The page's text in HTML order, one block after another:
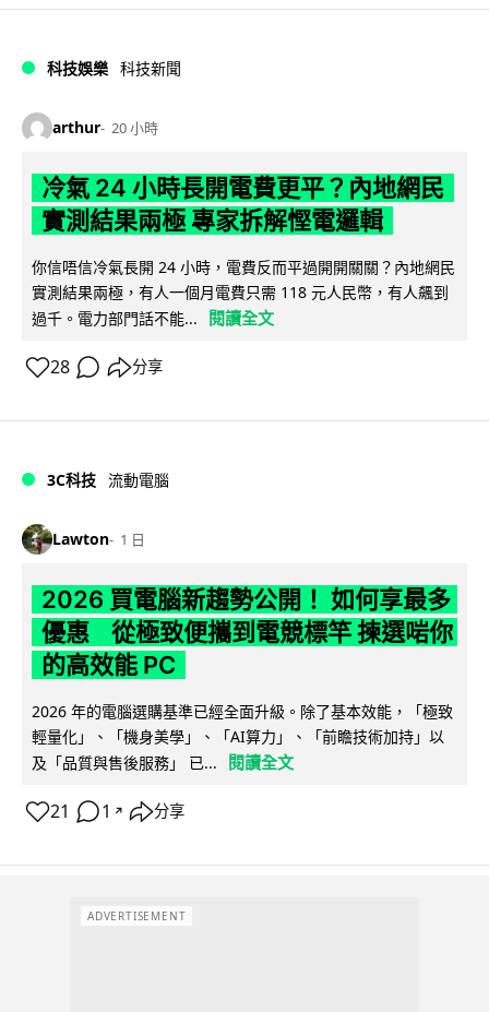
科技娛樂 科技新聞
arthur 20 小時
冷氣 24 小時長開電費更平？內地網民
實測結果兩極 專家拆解慳電邏輯
你信唔信冷氣長開 24 小時，電費反而平過開開關關？內地網民
實測結果兩極，有人一個月電費只需 118 元人民幣，有人飆到
過千。電力部門話不能...
閱讀全文
28 分享
3C科技 流動電腦
Lawton 1 日
2026 買電腦新趨勢公開！ 如何享最多
優惠 從極致便攜到電競標竿 揀選啱你
的高效能 PC
2026 年的電腦選購基準已經全面升級。除了基本效能，「極致
輕量化」、「機身美學」、「AI算力」、「前瞻技術加持」以
及「品質與售後服務」 已...
閱讀全文
21 1 ↗ 分享
ADVERTISEMENT